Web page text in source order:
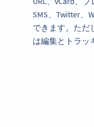
SMS、Twitter、
できます。ただ
は編集とトラッ